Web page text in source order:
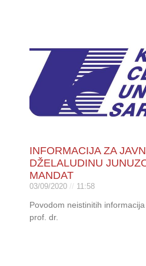
INFORMACIJA ZA
DŽELALUDINU
MANDAT
03/09/2020 11:58
Povodom neistinitih
prof. dr.